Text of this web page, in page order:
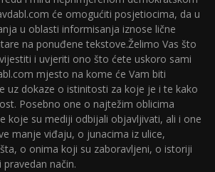
će omogućiti posjetiocima, da u
u oblasti informisanja iznose lične
na ponuđene tekstove.Želimo Vas što
i uvjeriti ono što ćete uskoro sami
mjesto na kome će Vam biti
uz dokaze o istinitosti za koje je i te kako
Posebno one o najtežim oblicima
koje su mediji odbijali objavljivati, ali i one
manje viđaju, o junacima iz ulice,
o onima koji su zaboravljeni, o istoriji
način.